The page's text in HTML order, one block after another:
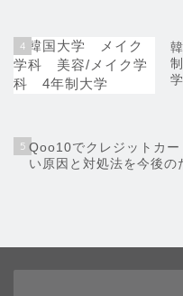
4
学
5 Qoo10でクレジットカー
い原因と対処法を今後の